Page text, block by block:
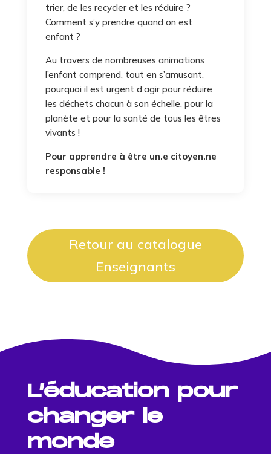
trier, de les recycler et les réduire ?
Comment s’y prendre quand on est
enfant ?
Au travers de nombreuses animations
l’enfant comprend, tout en s’amusant,
pourquoi il est urgent d’agir pour réduire
les déchets chacun à son échelle, pour la
planète et pour la santé de tous les êtres
vivants !
Pour apprendre à être un.e citoyen.ne
responsable !
Retour au catalogue
Enseignants
L’éducation pour
changer le
monde